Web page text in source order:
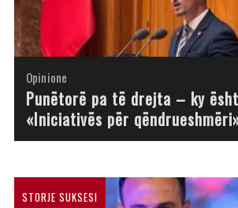
Opinione
Opinione
Punëtorë pa të drejta – ky
«Iniciativës për
Opinione
Opinione
Opinione
Opinione
Opinione
Opinione
STORJE SUKSESI